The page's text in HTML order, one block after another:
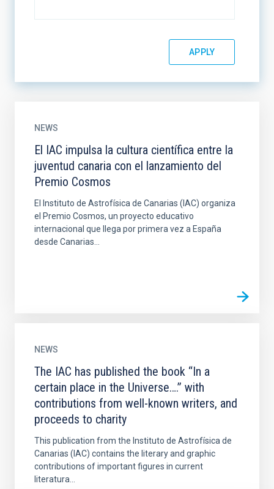
NEWS
El IAC impulsa la cultura científica entre la
juventud canaria con el lanzamiento del
Premio Cosmos
El Instituto de Astrofísica de Canarias (IAC) organiza
el Premio Cosmos, un proyecto educativo
internacional que llega por primera vez a España
desde Canarias...
NEWS
The IAC has published the book “In a
certain place in the Universe….” with
contributions from well-known writers, and
proceeds to charity
This publication from the Instituto de Astrofísica de
Canarias (IAC) contains the literary and graphic
contributions of important figures in current
literatura...